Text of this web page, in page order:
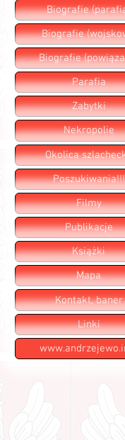
Biografie
Biografie
Biografie
Parafia
Zabytki
Nekropolie
Okolica
Poszukiwania!!!
Filmy
Publikacje
Książki
Mapa
Kontakt, baner
Linki